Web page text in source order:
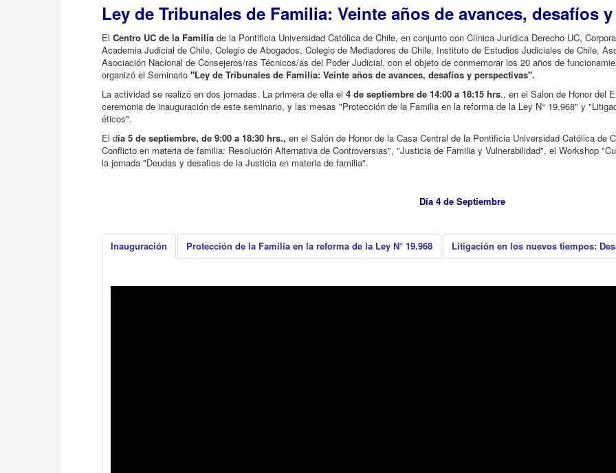
Ley de Tribunales de Familia: Veinte años de avances, desafíos
El Centro UC de la Familia de la Pontificia Universidad Católica de Chile, en conjunto con Clínica Jurídica Derecho UC,
Academia Judicial de Chile, Colegio de Abogados, Colegio de Mediadores de Chile, Instituto de Estudios Judiciales de Chile,
Asociación Nacional de Consejeros/ras Técnicos/as del Poder Judicial, con el objeto de conmemorar los 20 años de
organizó el Seminario "Ley de Tribunales de Familia: Veinte años de avances, desafíos y perspectivas".
La actividad se realizó en dos jornadas. La primera de ella el 4 de septiembre de 14:00 a 18:15 hrs., en el Salon de Honor del
ceremonia de inauguración de este seminario, y las mesas "Protección de la Familia en la reforma de la Ley N° 19.968" y
éticos".
El día 5 de septiembre, de 9:00 a 18:30 hrs., en el Salón de Honor de la Casa Central de la Pontificia Universidad Católica de
Conflicto en materia de familia: Resolución Alternativa de Controversias", "Justicia de Familia y Vulnerabilidad", el Workshop
la jornada "Deudas y desafios de la Justicia en materia de familia".
Día 4 de Septiembre
Inauguración Protección de la Familia en la reforma de la Ley N° 19.968 Litigación en los nuevos tiempos: